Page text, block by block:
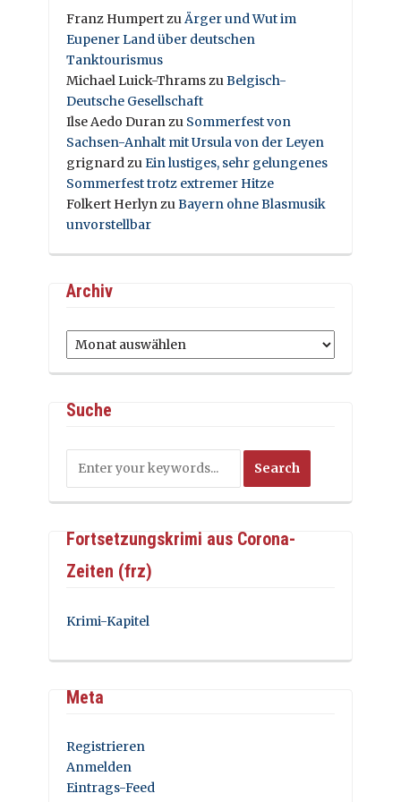
Franz HumpertzuÄrger und Wut im
Eupener Land über deutschen
Tanktourismus
Michael Luick-ThramszuBelgisch-
Deutsche Gesellschaft
Ilse Aedo Duranzu Sommerfest von
Sachsen-Anhalt mit Ursula von der Leyen
grignardzuEin lustiges, sehr gelungenes
Sommerfest trotz extremer Hitze
Folkert HerlynzuBayern ohne Blasmusik
unvorstellbar
Archiv
Archiv
Suche
Fortsetzungskrimi aus Corona-
Zeiten (frz)
Krimi-Kapitel
Meta
Registrieren
Anmelden
Eintrags-Feed